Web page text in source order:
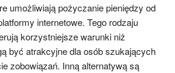
umożliwiają pożyczanie pieniędzy od
internetowe. Tego rodzaju
korzystniejsze warunki niż
być atrakcyjne dla osób szukających
zobowiązań. Inną alternatywą są